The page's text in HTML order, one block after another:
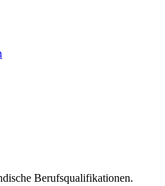
Berufsqualifikationen.